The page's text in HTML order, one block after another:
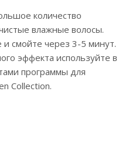
количество
влажные волосы.
смойте через 3-5 минут.
эффекта используйте в
программы для
Collection.